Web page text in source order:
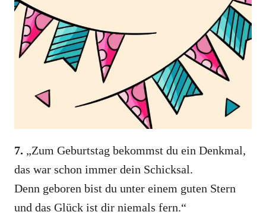
7. „Zum Geburtstag bekommst du ein Denkmal,
das war schon immer dein Schicksal.
Denn geboren bist du unter einem guten Stern
und das Glück ist dir niemals fern.“